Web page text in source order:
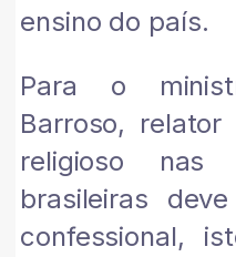
ensino do país.
Para o
Barroso,
religioso nas
brasileiras
confessional,